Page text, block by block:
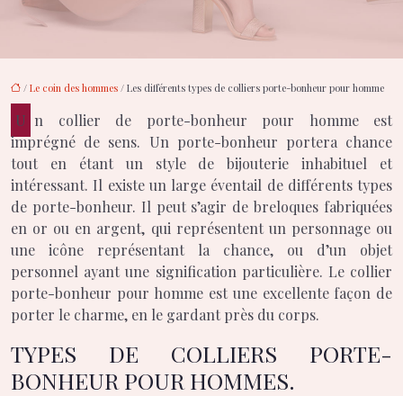
/ Le coin des hommes / Les différents types de colliers porte-bonheur pour homme
Un collier de porte-bonheur pour homme est
imprégné de sens. Un porte-bonheur portera chance
tout en étant un style de bijouterie inhabituel et
intéressant. Il existe un large éventail de différents types
de porte-bonheur. Il peut s’agir de breloques fabriquées
en or ou en argent, qui représentent un personnage ou
une icône représentant la chance, ou d’un objet
personnel ayant une signification particulière. Le collier
porte-bonheur pour homme est une excellente façon de
porter le charme, en le gardant près du corps.
TYPES DE COLLIERS PORTE-
BONHEUR POUR HOMMES.